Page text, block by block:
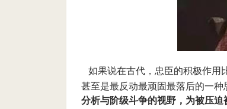
如果说在古代，忠臣的积极作用
甚至是最反动最顽固最落后的一种
分析与阶级斗争的视野，为被压迫